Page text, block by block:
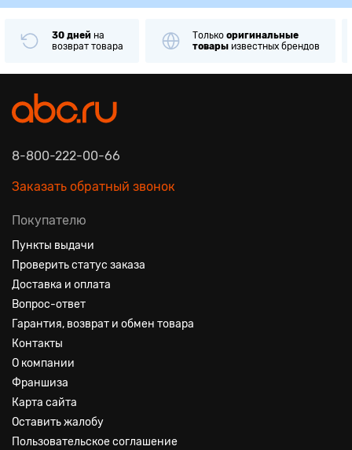
30 дней на
возврат товара
Только оригинальные
товары известных брендов
8-800-222-00-66
Заказать обратный звонок
Покупателю
Пункты выдачи
Проверить статус заказа
Доставка и оплата
Вопрос-ответ
Гарантия, возврат и обмен товара
Контакты
О компании
Франшиза
Карта сайта
Оставить жалобу
Пользовательское соглашение